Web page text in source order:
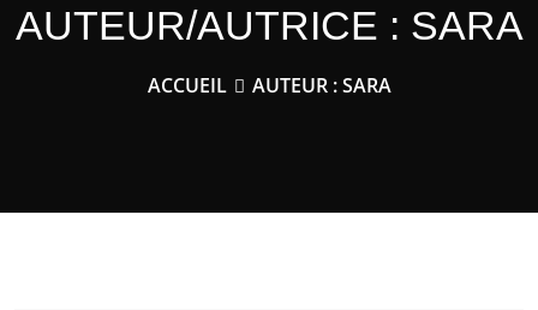
AUTEUR/AUTRICE : SARA
ACCUEIL AUTEUR : SARA